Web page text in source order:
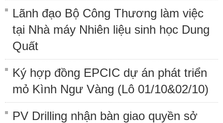
Lãnh đạo Bộ Công Thương làm việc
tại Nhà máy Nhiên liệu sinh học Dung
Quất
Ký hợp đồng EPCIC dự án phát triển
mỏ Kình Ngư Vàng (Lô 01/10&02/10)
PV Drilling nhận bàn giao quyền sở